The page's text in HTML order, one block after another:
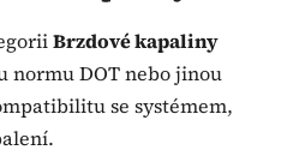
d
a
c
í
p
Brzdové kapaliny
normu DOT nebo jinou
se systémem,